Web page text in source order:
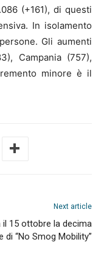
(+161), di questi
In isolamento
Gli aumenti
Campania (757),
minore è il
Next article
il 15 ottobre la decima
di “No Smog Mobility”